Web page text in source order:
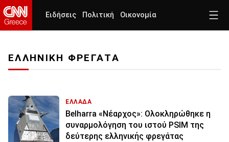
Ειδήσεις Πολιτική Οικονομία
ΕΛΛΗΝΙΚΗ ΦΡΕΓΑΤΑ
ΕΛΛΑΔΑ
Belharra «Νέαρχος»: Ολοκληρώθηκε η
συναρμολόγηση του ιστού PSIM της
δεύτερης ελληνικής φρεγάτας